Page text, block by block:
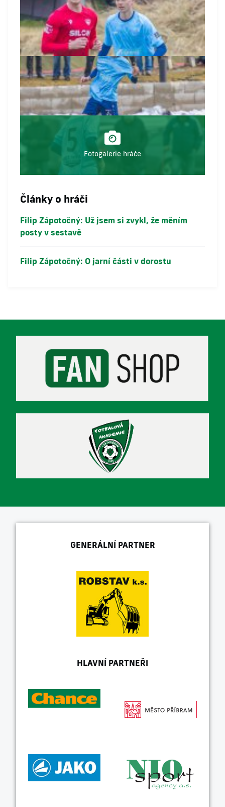
Fotogalerie hráče
Články o hráči
Filip Zápotočný: Už jsem si zvykl, že měním
posty v sestavě
Filip Zápotočný: O jarní části v dorostu
GENERÁLNÍ PARTNER
HLAVNÍ PARTNEŘI